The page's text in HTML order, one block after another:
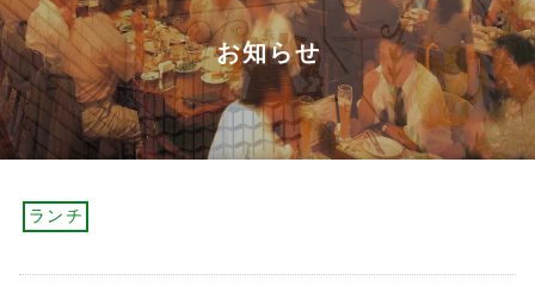
ランチ
アクセスマップ
マイン・シュロスとは
オンラインショップ
お知らせ
ランチ